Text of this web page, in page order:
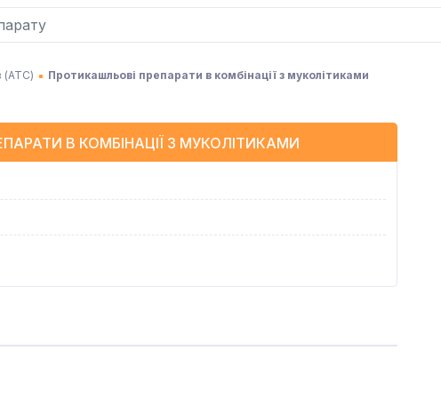
(АТC) Протикашльові препарати в комбінації з муколітиками
В КОМБІНАЦІЇ З МУКОЛІТИКАМИ